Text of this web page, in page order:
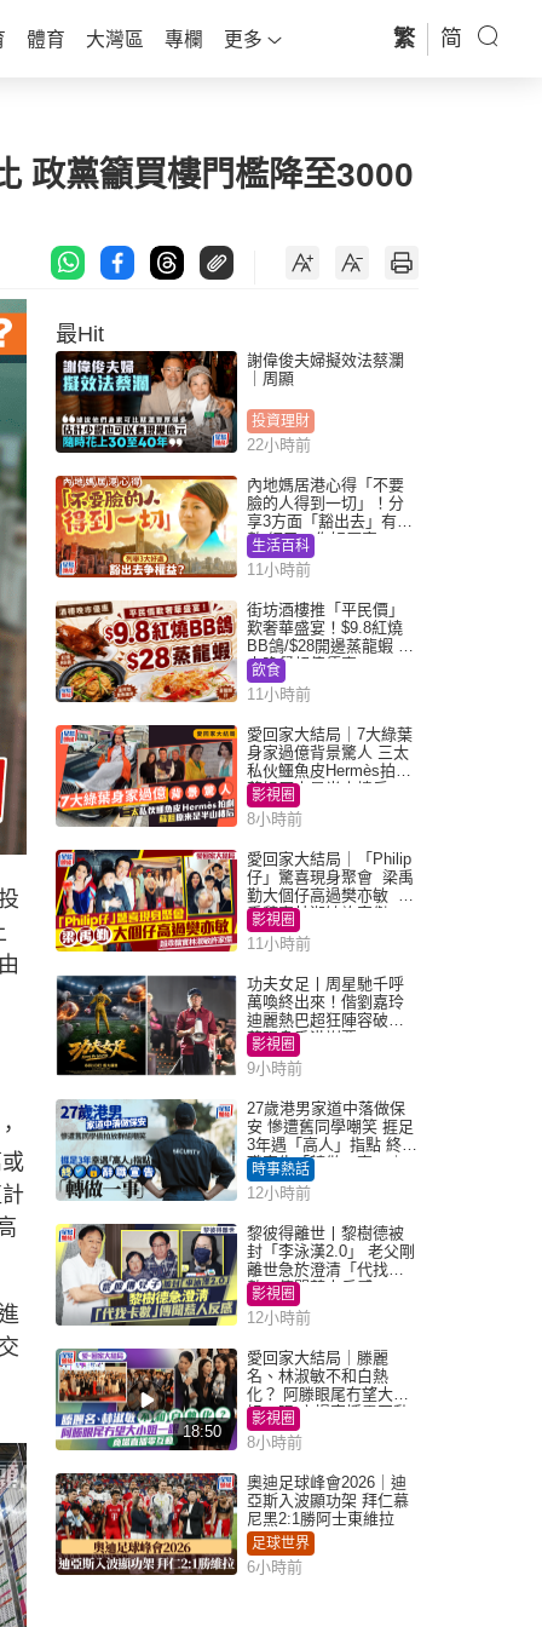
體育 大灣區 專欄 更多 繁 简
政黨籲買樓門檻降至3000
最Hit
謝偉俊夫婦擬效法蔡瀾
｜周顯
投資理財
22小時前
內地媽居港心得「不要
臉的人得到一切」！分
享3方面「豁出去」有著
數 網民：你好厲害
生活百科
11小時前
街坊酒樓推「平民價」
歎奢華盛宴！$9.8紅燒
BB鴿/$28開邊蒸龍蝦 3
大晚餐超值優惠
飲食
11小時前
愛回家大結局｜7大綠葉
身家過億背景驚人 三太
私伙鱷魚皮Hermès拍劇
蘇姐原來是半山樓后
影視圈
8小時前
愛回家大結局｜「Philip
仔」驚喜現身聚會 梁禹
勤大個仔高過樊亦敏 超
乖黐實林淑敏許家傑
影視圈
11小時前
功夫女足丨周星馳千呼
萬喚終出來！偕劉嘉玲
迪麗熱巴超狂陣容破天
荒現身香港謝票
影視圈
9小時前
27歲港男家道中落做保
安 慘遭舊同學嘲笑 捱足
3年遇「高人」指點 終辭
職宣告「轉做一事」｜
Juicy叮
時事熱話
12小時前
黎彼得離世丨黎樹德被
封「李泳漢2.0」 老父剛
離世急於澄清「代找卡
數」傳聞惹人反感
影視圈
12小時前
18:50
愛回家大結局｜滕麗
名、林淑敏不和白熱
化？ 阿滕眼尾冇望大小
姐一眼 商場直播零互動
影視圈
8小時前
奧迪足球峰會2026｜迪
亞斯入波顯功架 拜仁慕
尼黑2:1勝阿士東維拉
足球世界
6小時前